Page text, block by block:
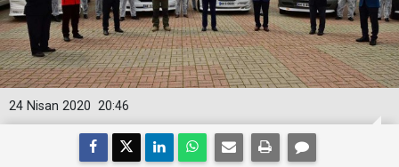
20:46
24 Nisan 2020